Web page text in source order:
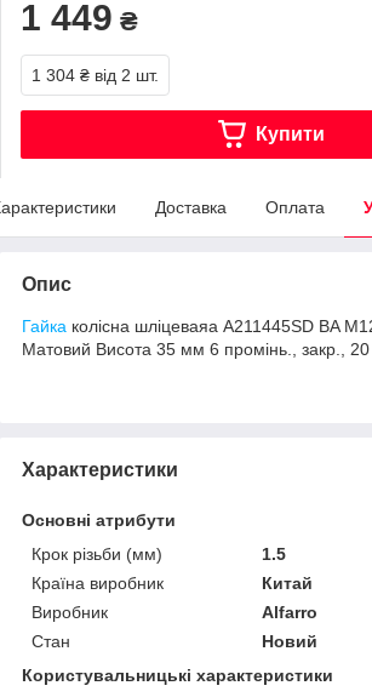
1 449 ₴
1 304 ₴ від 2 шт.
Купити
Доставка Оплата
Опис
Гайка колісна шліцеваяa А211445SD BA
Матовий Висота 35 мм 6 промінь., закр., 20
Характеристики
Основні атрибути
Крок різьби (мм)
1.5
Країна виробник
Китай
Виробник
Alfarro
Стан
Новий
Користувальницькі характеристики